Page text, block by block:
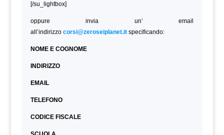
[/su_lightbox]
oppure invia un’ email
all’indirizzo corsi@zeroseiplanet.itspecificando:
NOME E COGNOME
INDIRIZZO
EMAIL
TELEFONO
CODICE FISCALE